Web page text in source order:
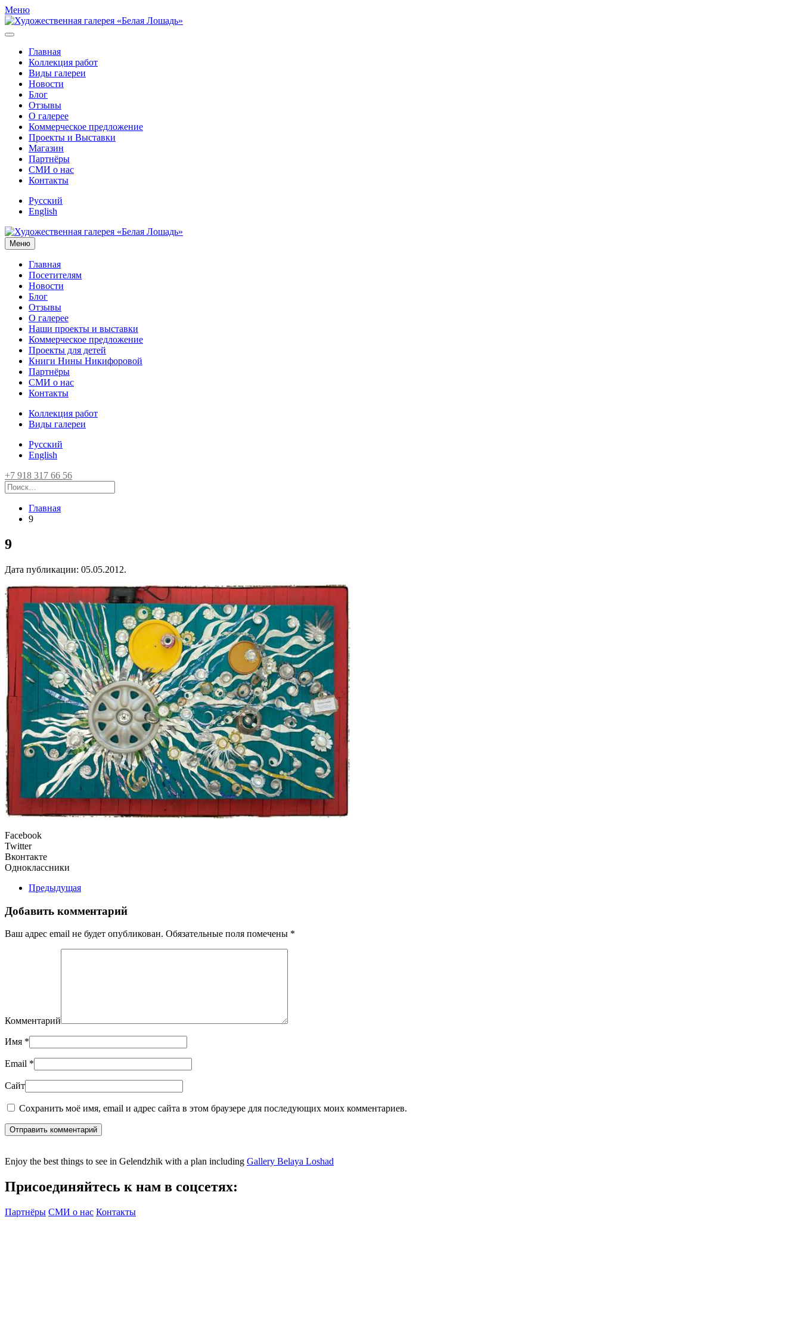
Меню
Главная
Коллекция работ
Виды галереи
Новости
Блог
Отзывы
О галерее
Коммерческое предложение
Проекты и Выставки
Магазин
Партнёры
СМИ о нас
Контакты
Русский
English
Меню
Главная
Посетителям
Новости
Блог
Отзывы
О галерее
Наши проекты и выставки
Коммерческое предложение
Проекты для детей
Книги Нины Никифоровой
Партнёры
СМИ о нас
Контакты
Коллекция работ
Виды галереи
Русский
English
+7 918 317 66 56
Главная
9
9
Дата публикации: 05.05.2012.
Facebook
Twitter
Вконтакте
Одноклассники
Предыдущая
Добавить комментарий
Ваш адрес email не будет опубликован. Обязательные поля помечены *
Комментарий
Имя *
Email *
Сайт
Сохранить моё имя, email и адрес сайта в этом браузере для последующих моих комментариев.
Отправить комментарий
Enjoy the best things to see in Gelendzhik with a plan including Gallery Belaya Loshad
Присоединяйтесь к нам в соцсетях:
Партнёры СМИ о нас Контакты